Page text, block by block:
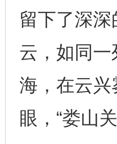
留下了深
云，如同
海，在云
眼，“娄山